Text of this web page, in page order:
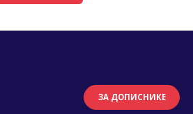
ЗА ДОПИСНИКЕ